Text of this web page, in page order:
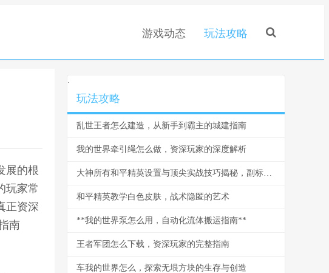
游戏动态 玩法攻略
展的根
玩家常
正资深
南
.
玩法攻略
乱世王者怎么建造，从新手到霸主的城建指南
我的世界牵引绳怎么做，资深玩家的深度解析
大神所有和平精英设置与顶尖实战技巧揭秘，副标题，从键位到灵敏度的一站式决胜指南
和平精英教学白色皮肤，战术隐匿的艺术
**我的世界泵怎么用，自动化流体搬运指南**
王者军团怎么下载，资深玩家的完整指南
车我的世界怎么，探索无垠方块的生存与创造